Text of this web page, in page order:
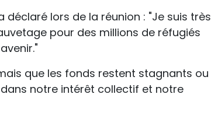
déclaré lors de la réunion : "Je suis très
pour des millions de réfugiés
que les fonds restent stagnants ou
dans notre intérêt collectif et notre